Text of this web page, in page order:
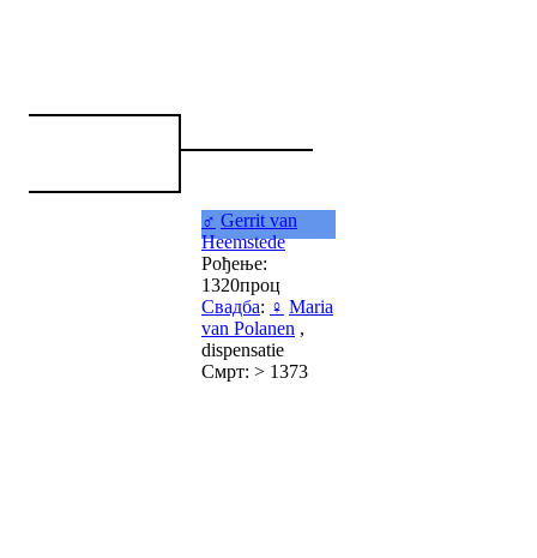
♂ Gerrit van
Heemstede
Рођење:
1320проц
Свадба: ♀ Maria
van Polanen ,
dispensatie
Смрт: > 1373